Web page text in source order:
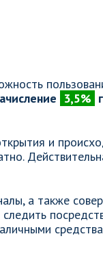
3,5%
и
а также